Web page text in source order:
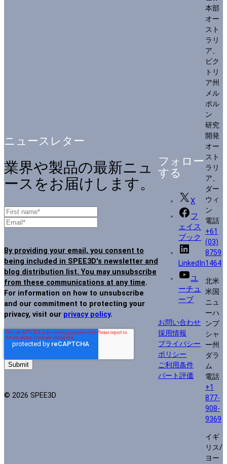
ニュースレター
業界や製品の最新ニュ
ースをお届けします。
By providing your email, you consent to
being included in SPEE3D's newsletter and
blog distribution list. You may unsubscribe
from these communications at any time.
For information on how to unsubscribe
and our commitment to protecting your
privacy, visit our privacy policy.
© 2026 SPEE3D
フォロー
する
X
フ
ェイス
ブック
LinkedIn
ユ
ーチュ
ーブ
お問い合わせ
採用情報
プライバシー
ポリシー
ご利用条件
パート評価
本部
オー
スト
ラリ
ア、
ビク
トリ
ア州
メル
ボル
ン
研究
開発
オー
スト
ラリ
ア、
ダー
ウィ
ン
電話
+61
(03)
8759
1464
北米
米国
ニュ
ーハ
ンプ
シャ
ー州
ダラ
ム
電話
+1
877-
908-
9369
イギ
リス/
ヨー